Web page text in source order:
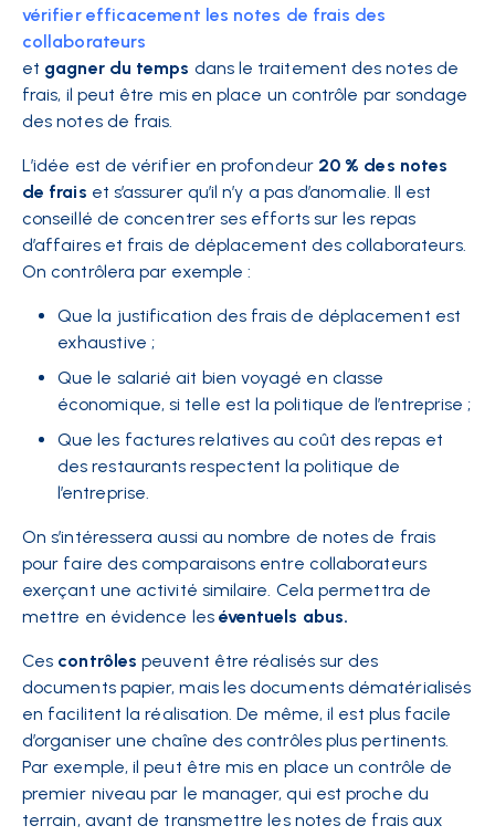
vérifier efficacement les notes de frais des
collaborateurs
et gagner du temps dans le traitement des notes de
frais, il peut être mis en place un contrôle par sondage
des notes de frais.
L’idée est de vérifier en profondeur20 % des notes
de frais et s’assurer qu’il n’y a pas d’anomalie. Il est
conseillé de concentrer ses efforts sur les repas
d’affaires et frais de déplacement des collaborateurs.
On contrôlera par exemple :
Que la justification des frais de déplacement est
exhaustive ;
Que le salarié ait bien voyagé en classe
économique, si telle est la politique de l’entreprise ;
Que les factures relatives au coût des repas et
des restaurants respectent la politique de
l’entreprise.
On s’intéressera aussi au nombre de notes de frais
pour faire des comparaisons entre collaborateurs
exerçant une activité similaire. Cela permettra de
mettre en évidence les éventuels abus.
Ces contrôles peuvent être réalisés sur des
documents papier, mais les documents dématérialisés
en facilitent la réalisation. De même, il est plus facile
d’organiser une chaîne des contrôles plus pertinents.
Par exemple, il peut être mis en place un contrôle de
premier niveau par le manager, qui est proche du
terrain, avant de transmettre les notes de frais aux